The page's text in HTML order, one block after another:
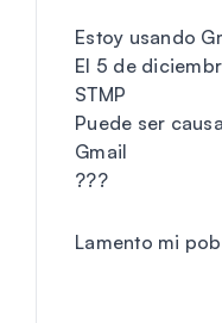
Estoy usando
El 5 de
STMP
Puede ser
Gmail
???
Lamento mi